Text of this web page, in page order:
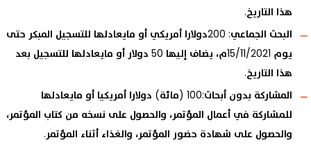
هذا التاريخ.
البحث الجماعي: 200دولارا أمريكي أو مايعادلها للتسجيل المبكر حتى
يوم 15/11/2021م، يضاف إليها 50 دولار أو مايعادلها للتسجيل بعد
هذا التاريخ.
المشاركة بدون أبحاث:100 (مائة) دولارا أمريكيا أو مايعادلها
للمشاركة في أعمال المؤتمر، والحصول على نسخه من كتاب المؤتمر،
والحصول على شهادة حضور المؤتمر، والغذاء أثناء المؤتمر.